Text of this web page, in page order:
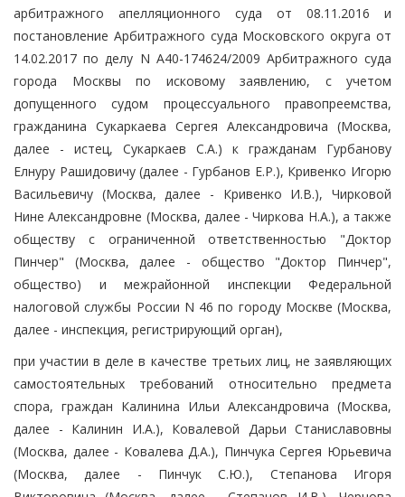
арбитражного апелляционного суда от 08.11.2016 и
постановление Арбитражного суда Московского округа от
14.02.2017 по делу N А40-174624/2009 Арбитражного суда
города Москвы по исковому заявлению, с учетом
допущенного судом процессуального правопреемства,
гражданина Сукаркаева Сергея Александровича (Москва,
далее - истец, Сукаркаев С.А.) к гражданам Гурбанову
Елнуру Рашидовичу (далее - Гурбанов Е.Р.), Кривенко Игорю
Васильевичу (Москва, далее - Кривенко И.В.), Чирковой
Нине Александровне (Москва, далее - Чиркова Н.А.), а также
обществу с ограниченной ответственностью "Доктор
Пинчер" (Москва, далее - общество "Доктор Пинчер",
общество) и межрайонной инспекции Федеральной
налоговой службы России N 46 по городу Москве (Москва,
далее - инспекция, регистрирующий орган),
при участии в деле в качестве третьих лиц, не заявляющих
самостоятельных требований относительно предмета
спора, граждан Калинина Ильи Александровича (Москва,
далее - Калинин И.А.), Ковалевой Дарьи Станиславовны
(Москва, далее - Ковалева Д.А.), Пинчука Сергея Юрьевича
(Москва, далее - Пинчук С.Ю.), Степанова Игоря